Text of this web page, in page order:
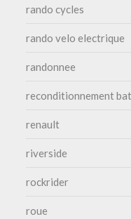
rando cycles
rando velo electrique
randonnee
reconditionnement
renault
riverside
rockrider
roue